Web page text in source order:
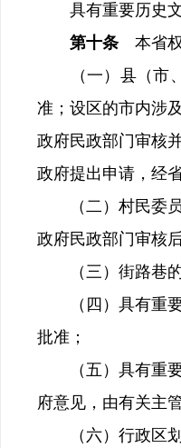
具有重要历史文
第十条
本省
（一）县（市、
准；设区的市内涉
政府民政部门审核
政府提出申请，经
（二）村民委员
政府民政部门审核
（三）街路巷的
（四）具有重要
批准；
（五）具有重要
府意见，由有关主
（六）行政区划